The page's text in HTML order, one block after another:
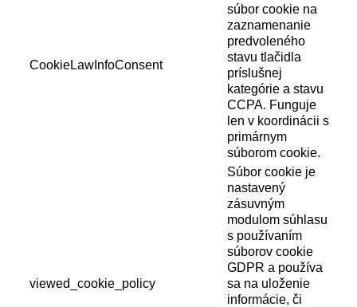
CookieLawInfoConsent
súbor cookie na
zaznamenanie
predvoleného
stavu tlačidla
príslušnej
kategórie a stavu
CCPA. Funguje
len v koordinácii s
primárnym
súborom cookie.
viewed_cookie_policy
Súbor cookie je
nastavený
zásuvným
modulom súhlasu
s používaním
súborov cookie
GDPR a používa
sa na uloženie
informácie, či